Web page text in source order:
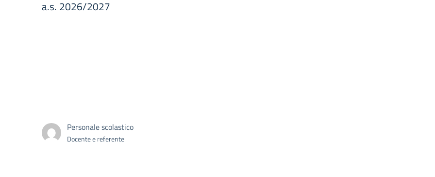
a.s. 2026/2027
Personale scolastico
Docente e referente